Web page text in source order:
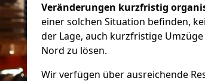
Veränderungen kurzfristig
einer solchen Situation befinden,
der Lage, auch kurzfristige
Nord zu lösen.
Wir verfügen über ausreichende